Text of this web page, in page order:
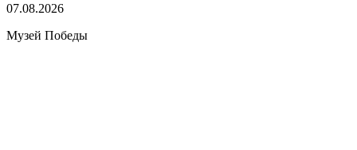
07.08.2026
Музей Победы